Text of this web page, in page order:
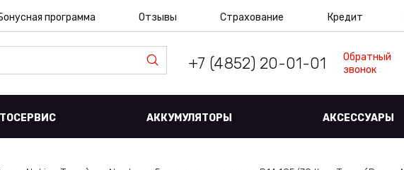
программа Отзывы Страхование Кредит
+7 (4852) 20-01-01
Обратный
звонок
АККУМУЛЯТОРЫ АКСЕССУАРЫ